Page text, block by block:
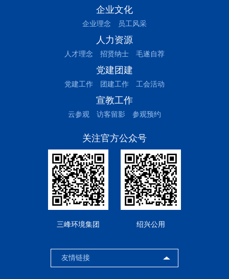
企业文化
企业理念 员工风采
人力资源
人才理念 招贤纳士 毛遂自荐
党建团建
党建工作 团建工作 工会活动
宣教工作
云参观 访客留影 参观预约
关注官方公众号
三峰环境集团 绍兴公用